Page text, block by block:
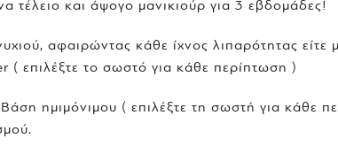
και άψογο μανικιούρ για 3 εβδομάδες!
αφαιρώντας κάθε ίχνος λιπαρότητας
επιλέξτε το σωστό για κάθε περίπτωση )
ημιμόνιμου ( επιλέξτε τη σωστή για κάθε